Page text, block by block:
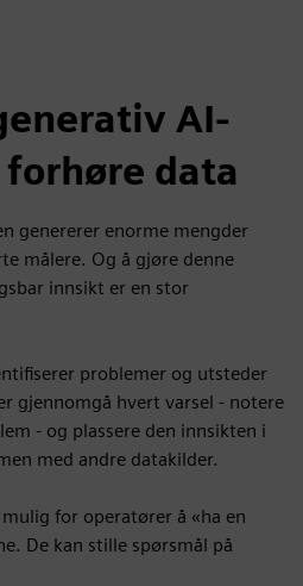
AI-
data
genererer enorme mengder
målere. Og å gjøre denne
innsikt er en stor
problemer og utsteder
gjennomgå hvert varsel - notere
- og plassere den innsikten i
med andre datakilder.
for operatører å «ha en
De kan stille spørsmål på